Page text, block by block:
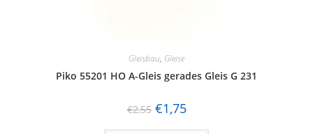
Gleisbau, Gleise
Piko 55201 HO A-Gleis gerades Gleis G 231
€2,55 €1,75